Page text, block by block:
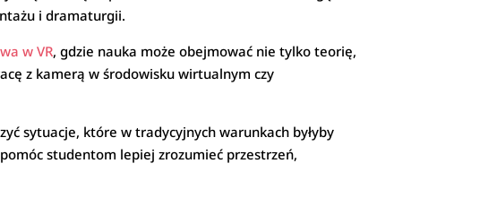
i dramaturgii.
w VR, gdzie nauka może obejmować nie tylko teorię,
z kamerą w środowisku wirtualnym czy
sytuacje, które w tradycyjnych warunkach byłyby
studentom lepiej zrozumieć przestrzeń,